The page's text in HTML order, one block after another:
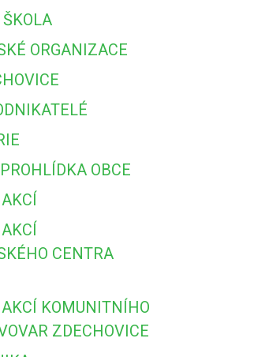
ORGANIZACE
OBCE
CENTRA
KOMUNITNÍHO
ZDECHOVICE